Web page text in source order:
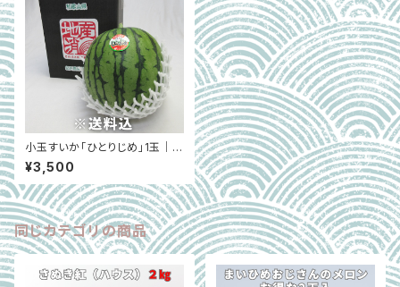
小玉すいか「ひとりじめ」1玉｜大
阪中央卸売市場（6月上旬～6月
下旬）
¥3,500
同じカテゴリの商品